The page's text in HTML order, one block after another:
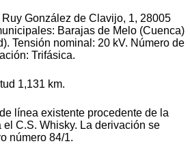
González de Clavijo, 1, 28005
Barajas de Melo (Cuenca)
Tensión nominal: 20 kV. Número de
Trifásica.
1,131 km.
línea existente procedente de la
el C.S. Whisky. La derivación se
número 84/1.